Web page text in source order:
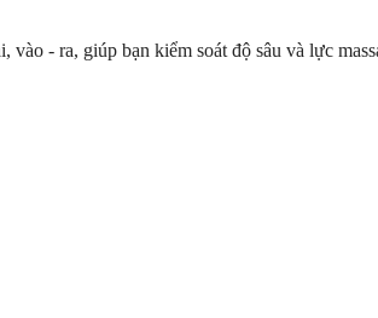
- ra, giúp bạn kiểm soát độ sâu và lực